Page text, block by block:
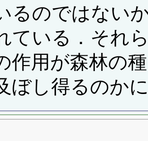
るのではない
ている．それ
作用が森林の
ぼし得るのか